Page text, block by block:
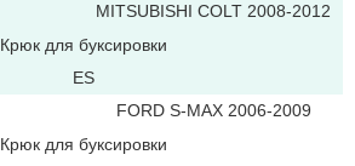
MITSUBISHI COLT 2008-2012
Крюк для буксировки
ES
FORD S-MAX 2006-2009
Крюк для буксировки